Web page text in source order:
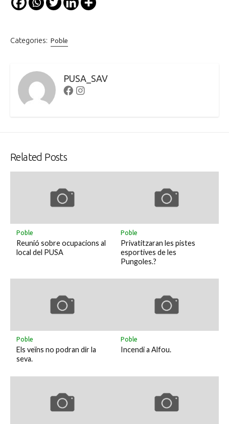
Categories: Poble
PUSA_SAV
FacebookInstagram
Related Posts
Poble
Reunió sobre ocupacions al
local del PUSA
Poble
Privatitzaran les pistes
esportives de les
Pungoles.?
Poble
Els veïns no podran dir la
seva.
Poble
Incendi a Alfou.